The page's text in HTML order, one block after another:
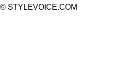
© STYLEVOICE.COM